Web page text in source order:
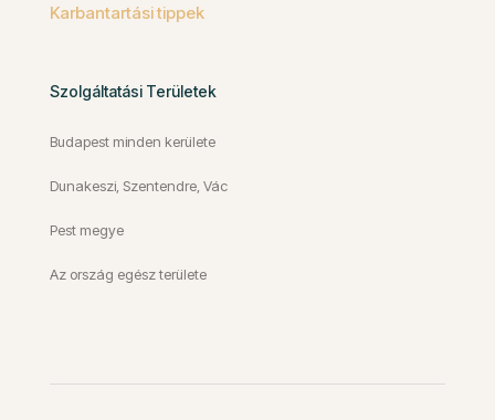
Karbantartási tippek
Szolgáltatási Területek
Budapest minden kerülete
Dunakeszi, Szentendre, Vác
Pest megye
Az ország egész területe